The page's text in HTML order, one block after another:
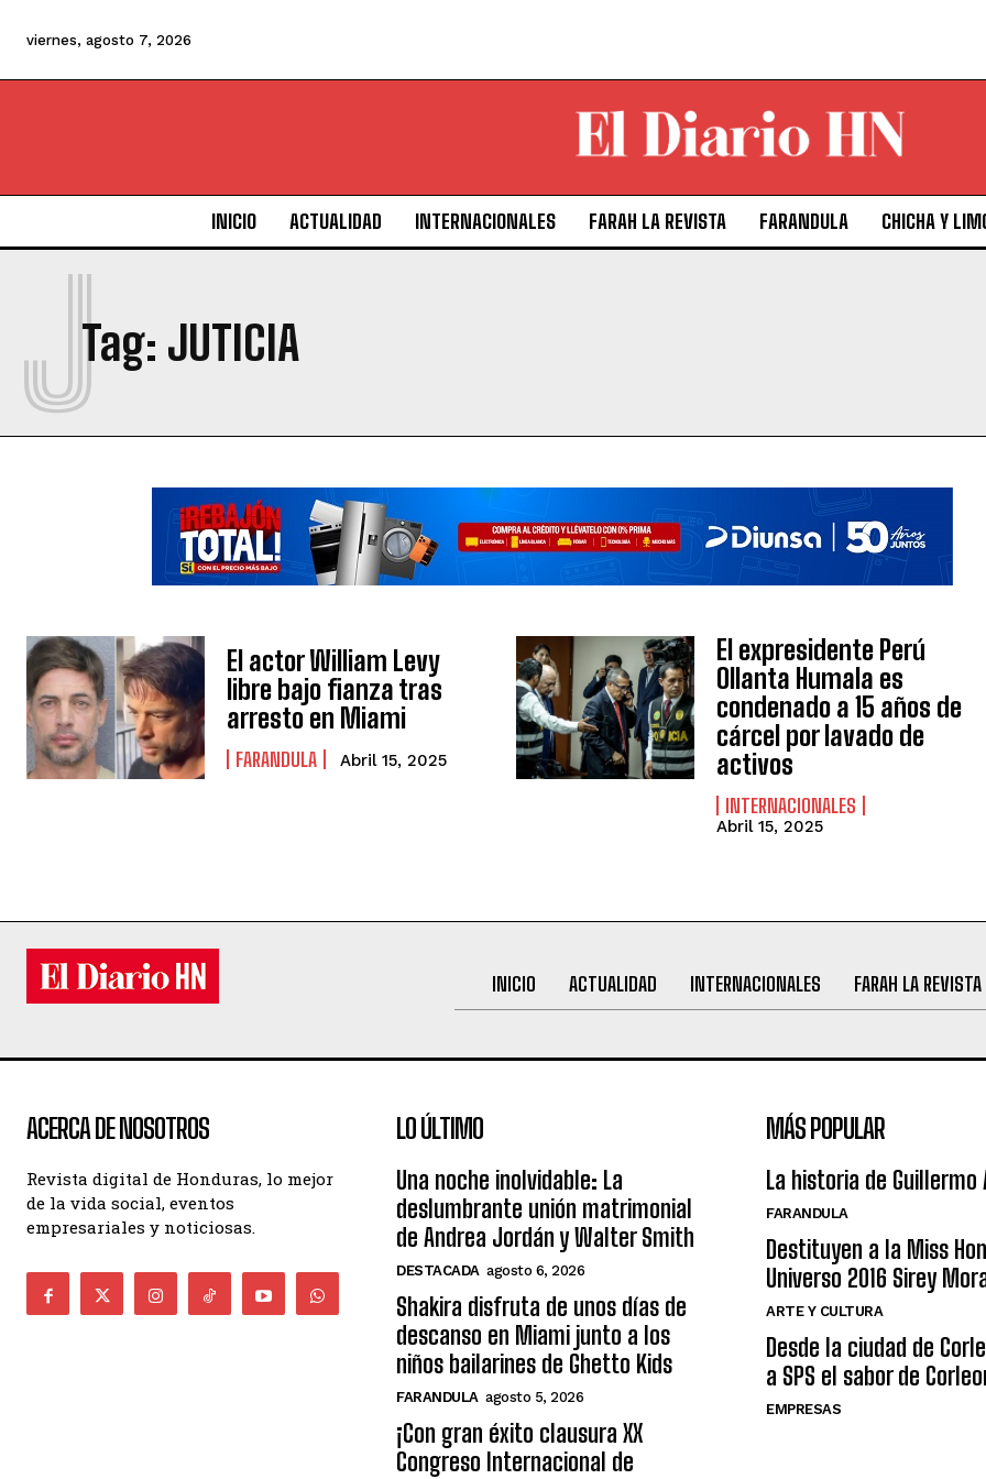
viernes, agosto 7, 2026
INICIO ACTUALIDAD INTERNACIONALES FARAH LA REVISTA FARANDULA CHICHA Y
Tag: JUTICIA
J
El actor William Levy
libre bajo fianza tras
arresto en Miami
FARANDULA Abril 15, 2025
El expresidente Perú
Ollanta Humala es
condenado a 15 años de
cárcel por lavado de
activos
INTERNACIONALES
Abril 15, 2025
INICIO ACTUALIDAD INTERNACIONALES FARAH LA REVISTA
ACERCA DE NOSOTROS
Revista digital de Honduras, lo mejor
de la vida social, eventos
empresariales y noticiosas.
LO ÚLTIMO
Una noche inolvidable: La
deslumbrante unión matrimonial
de Andrea Jordán y Walter Smith
DESTACADA agosto 6, 2026
Shakira disfruta de unos días de
descanso en Miami junto a los
niños bailarines de Ghetto Kids
FARANDULA agosto 5, 2026
¡Con gran éxito clausura XX
Congreso Internacional de
MÁS POPULAR
La historia de Guillermo
FARANDULA
Destituyen a la Miss
Universo 2016 Sirey
ARTE Y CULTURA
Desde la ciudad de
a SPS el sabor de
EMPRESAS